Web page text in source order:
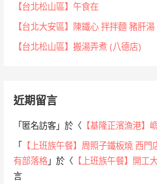
【台北松山區】午食在
【台北大安區】陳鐵心 拌拌麵 豬肝湯
【台北松山區】搬湯弄煮 (八德店)
近期留言
「匿名訪客 」於〈 【基隆正濱漁港】
「
【上班族午餐】周照子鐵板燒 西
有部落格 」於〈 【上班族午餐】開工
言